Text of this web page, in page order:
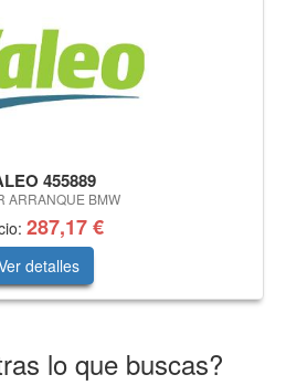
455889
ARRANQUE BMW
287,17 €
detalles
lo que buscas?